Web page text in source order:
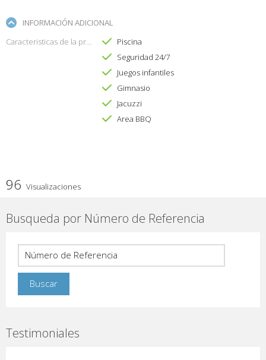
INFORMACIÓN ADICIONAL
Caracteristicas de la propiedad
Piscina
Seguridad 24/7
Juegos infantiles
Gimnasio
Jacuzzi
Area BBQ
96 Visualizaciones
Busqueda por Número de Referencia
Testimoniales